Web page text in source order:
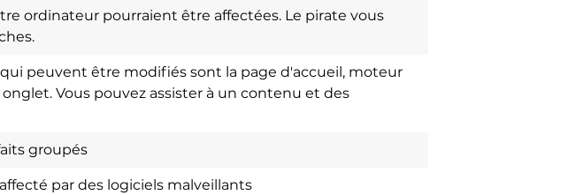
ordinateur pourraient être affectées. Le pirate vous
peuvent être modifiés sont la page d'accueil, moteur
Vous pouvez assister à un contenu et des
groupés
par des logiciels malveillants